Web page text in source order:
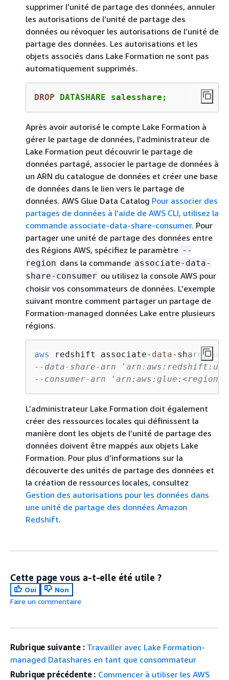
supprimer l’unité de partage des données, annuler
les autorisations de l’unité de partage des
données ou révoquer les autorisations de l’unité de
partage des données. Les autorisations et les
objets associés dans Lake Formation ne sont pas
automatiquement supprimés.
DROP DATASHARE salesshare;
Après avoir autorisé le compte Lake Formation à
gérer le partage de données, l'administrateur de
Lake Formation peut découvrir le partage de
données partagé, associer le partage de données à
un ARN du catalogue de données et créer une base
de données dans le lien vers le partage de
données. AWS Glue Data Catalog Pour associer des
partages de données à l'aide de AWS CLI, utilisez la
commande associate-data-share-consumer. Pour
partager une unité de partage des données entre
des Régions AWS, spécifiez le paramètre --
region dans la commande associate-data-
share-consumer ou utilisez la console AWS pour
choisir vos consommateurs de données. L'exemple
suivant montre comment partager un partage de
Formation-managed données Lake entre plusieurs
régions.
aws redshift associate- data-share-
--data-share-arn 'arn:aws:redshift:us-
--consumer-arn 'arn:aws:glue:<region-
L’administrateur Lake Formation doit également
créer des ressources locales qui définissent la
manière dont les objets de l’unité de partage des
données doivent être mappés aux objets Lake
Formation. Pour plus d’informations sur la
découverte des unités de partage des données et
la création de ressources locales, consultez
Gestion des autorisations pour les données dans
une unité de partage des données Amazon
Redshift.
Cette page vous a-t-elle été utile ?
Oui
Non
Faire un commentaire
Rubrique suivante : Travailler avec Lake Formation-
managed Datashares en tant que consommateur
Rubrique précédente : Commencer à utiliser les AWS